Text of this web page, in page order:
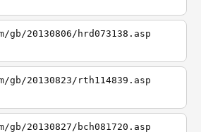
20130806/hrd073138.asp
20130823/rth114839.asp
20130827/bch081720.asp